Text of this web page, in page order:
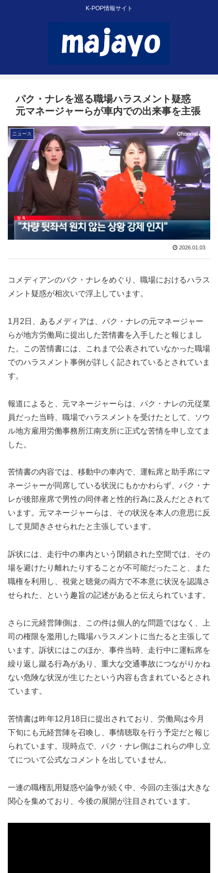
K-POP情報サイト
パク・ナレを巡る職場ハラスメント疑惑
元マネージャーらが車内での出来事を主張
ニュース
2026.01.03
コメディアンのパク・ナレをめぐり、職場におけるハラス
メント疑惑が相次いで浮上しています。
1月2日、あるメディアは、パク・ナレの元マネージャー
らが地方労働局に提出した苦情書を入手したと報じまし
た。この苦情書には、これまで公表されていなかった職場
でのハラスメント事例が詳しく記されているとされていま
す。
報道によると、元マネージャーらは、パク・ナレの元従業
員だった当時、職場でハラスメントを受けたとして、ソウ
ル地方雇用労働事務所江南支所に正式な苦情を申し立てま
した。
苦情書の内容では、移動中の車内で、運転席と助手席にマ
ネージャーが同席している状況にもかかわらず、パク・ナ
レが後部座席で男性の同伴者と性的行為に及んだとされて
います。元マネージャーらは、その状況を本人の意思に反
して見聞きさせられたと主張しています。
訴状には、走行中の車内という閉鎖された空間では、その
場を避けたり離れたりすることが不可能だったこと、また
職権を利用し、視覚と聴覚の両方で不本意に状況を認識さ
せられた、という趣旨の記述があると伝えられています。
さらに元経営陣側は、この件は個人的な問題ではなく、上
司の権限を濫用した職場ハラスメントに当たると主張して
います。訴状にはこのほか、事件当時、走行中に運転席を
繰り返し蹴る行為があり、重大な交通事故につながりかね
ない危険な状況が生じたという内容も含まれているとされ
ています。
苦情書は昨年12月18日に提出されており、労働局は今月
下旬にも元経営陣を召喚し、事情聴取を行う予定だと報じ
られています。現時点で、パク・ナレ側はこれらの申し立
てについて公式なコメントを出していません。
一連の職権乱用疑惑や論争が続く中、今回の主張は大きな
関心を集めており、今後の展開が注目されています。